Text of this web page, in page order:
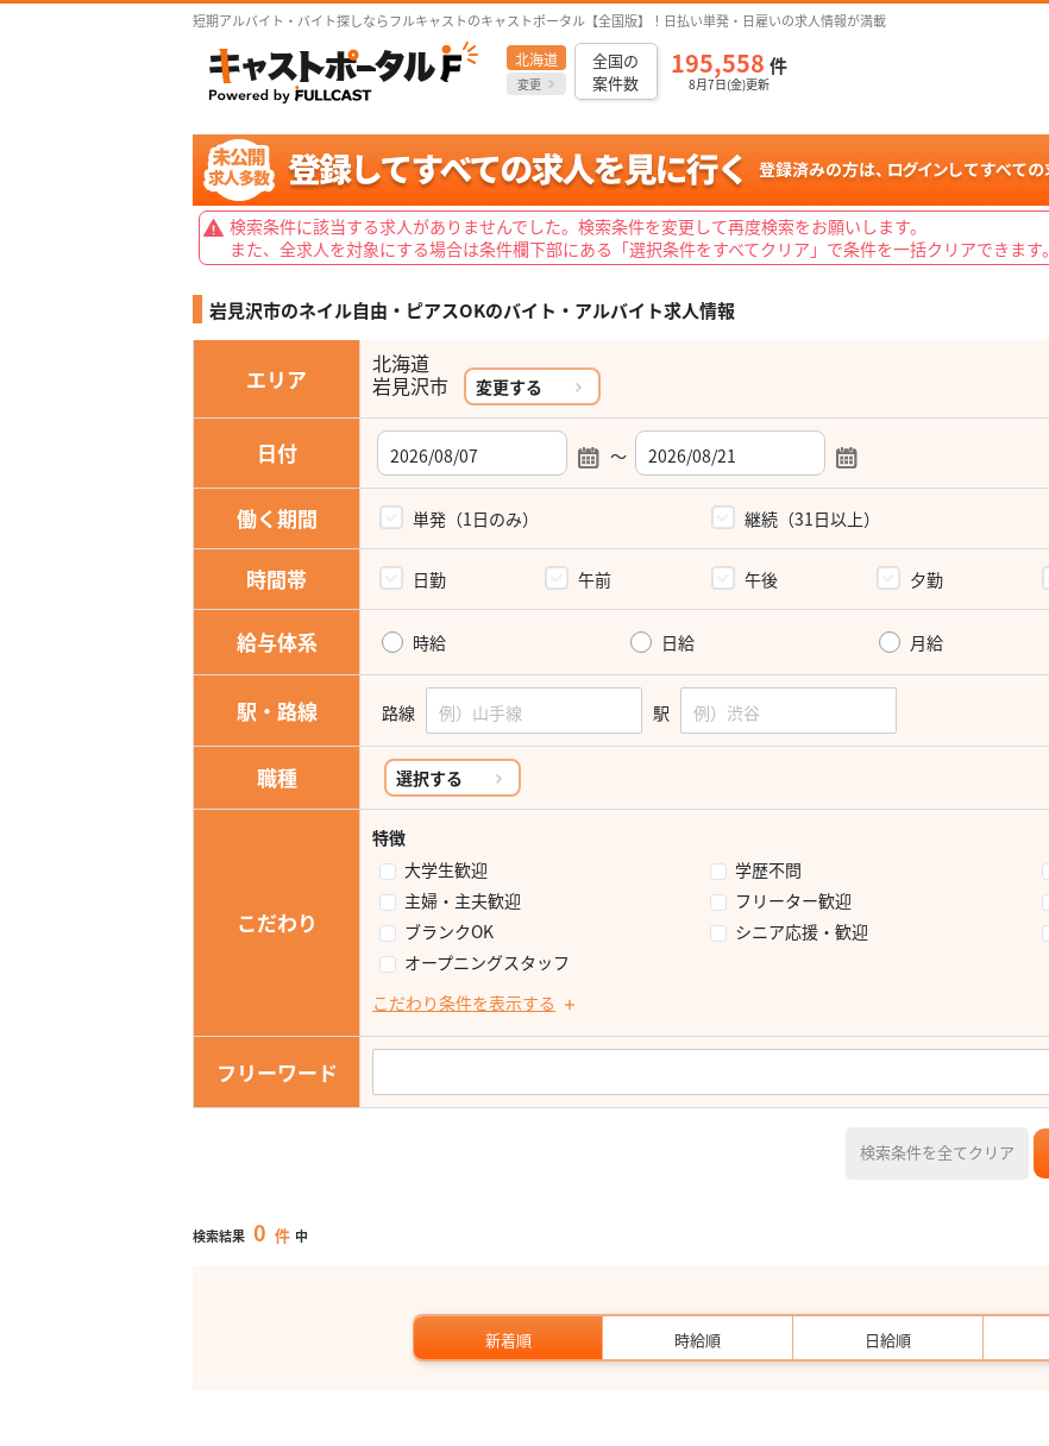
短期アルバイト・バイト探しならフルキャストのキャストポータル【全国版】！日払い単発・日雇いの求人情報が満載
北海道
変更
全国の
案件数
195,558 件
8月7日(金)更新
検索条件に該当する求人がありませんでした。検索条件を変更して再度検索をお願いします。
また、全求人を対象にする場合は条件欄下部にある「選択条件をすべてクリア」で条件を一括クリアできます。
岩見沢市のネイル自由・ピアスOKのバイト・アルバイト求人情報
エリア
北海道
岩見沢市 変更する
日付 ～
働く期間 単発（1日のみ） 継続（31日以上）
時間帯 日勤 午前 午後 夕勤
給与体系 時給 日給 月給
駅・路線 路線 駅
職種 選択する
こだわり
特徴
大学生歓迎
学歴不問
主婦・主夫歓迎
フリーター歓迎
ブランクOK
シニア応援・歓迎
オープニングスタッフ
こだわり条件を表示する
フリーワード
検索条件を全てクリア
検索結果 0 件 中
新着順 時給順 日給順